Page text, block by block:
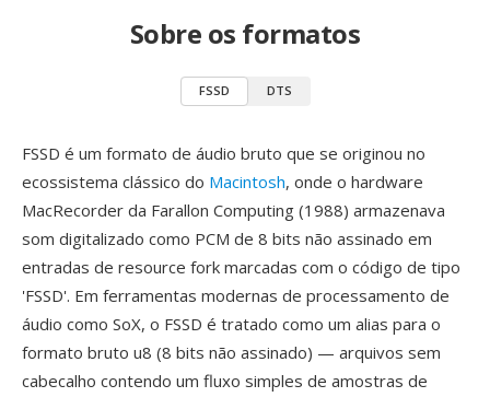
Sobre os formatos
FSSD DTS
FSSD é um formato de áudio bruto que se originou no
ecossistema clássico do Macintosh, onde o hardware
MacRecorder da Farallon Computing (1988) armazenava
som digitalizado como PCM de 8 bits não assinado em
entradas de resource fork marcadas com o código de tipo
'FSSD'. Em ferramentas modernas de processamento de
áudio como SoX, o FSSD é tratado como um alias para o
formato bruto u8 (8 bits não assinado) — arquivos sem
cabecalho contendo um fluxo simples de amostras de